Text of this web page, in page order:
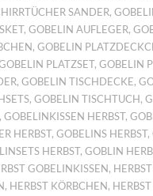
SANDER,
,GOBELIN AUFLEGER,
,GOBELIN
PLATZSET,GOBELIN
,GOBELIN TISCHDECKE,
,GOBELIN TISCHTUCH,
,GOBELINKISSEN HERBST,
HERBST,GOBELINS HERBST,
HERBST,GOBLIN
GOBELINKISSEN,
, HERBST KÖRBCHEN,